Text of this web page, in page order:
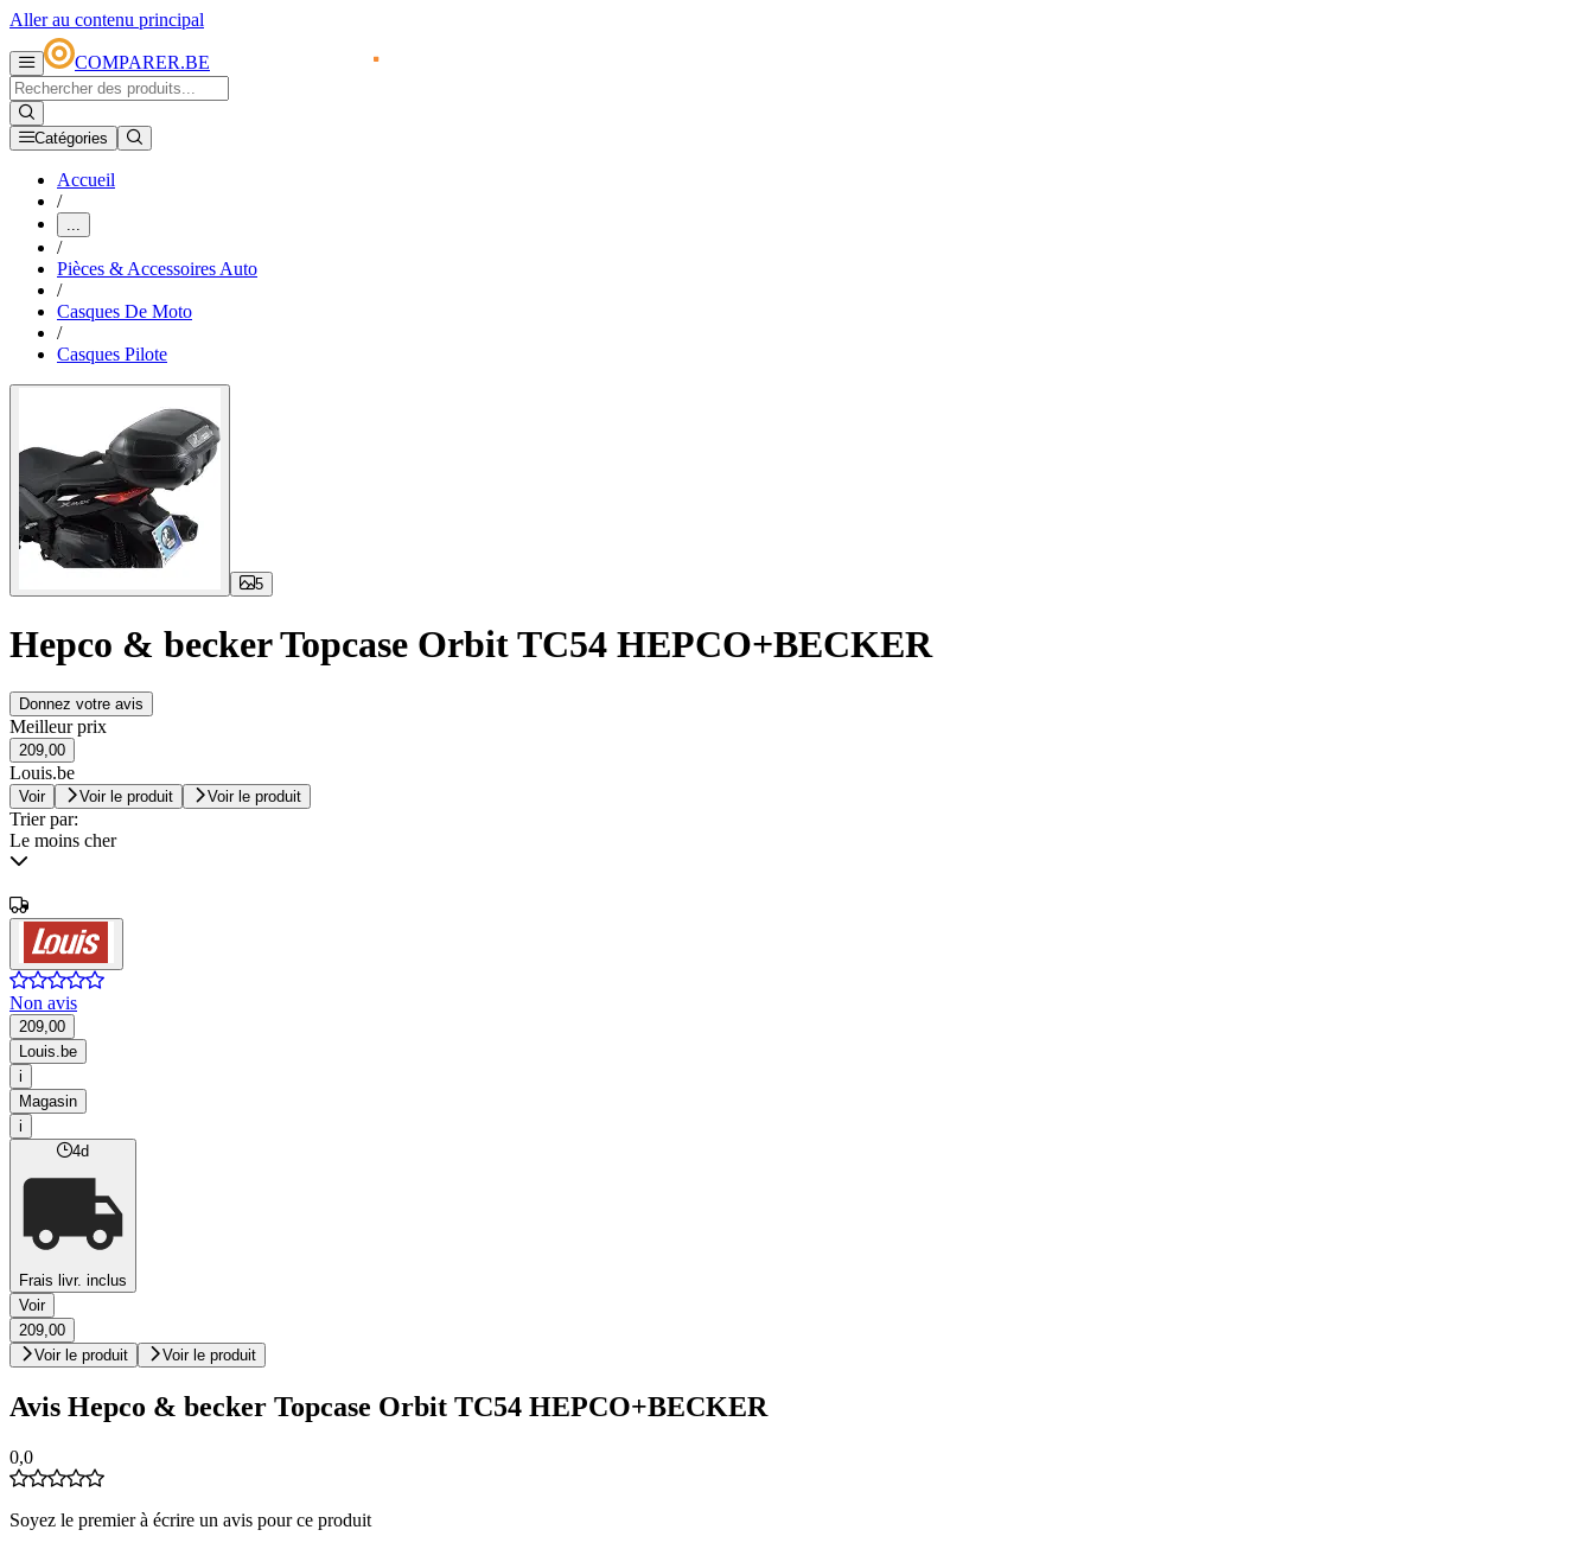
Aller au contenu principal
COMPARER.BE
Catégories
Accueil
/
...
/
Pièces & Accessoires Auto
/
Casques De Moto
/
Casques Pilote
5
Hepco & becker Topcase Orbit TC54 HEPCO+BECKER
Donnez votre avis
Meilleur prix
209,00
Louis.be
Voir Voir le produit Voir le produit
Trier par:
Le moins cher
Non avis
209,00
Louis.be
i
Magasin
i
4d
Frais livr. inclus
Voir
209,00
Voir le produit
Voir le produit
Avis Hepco & becker Topcase Orbit TC54 HEPCO+BECKER
0,0
Soyez le premier à écrire un avis pour ce produit